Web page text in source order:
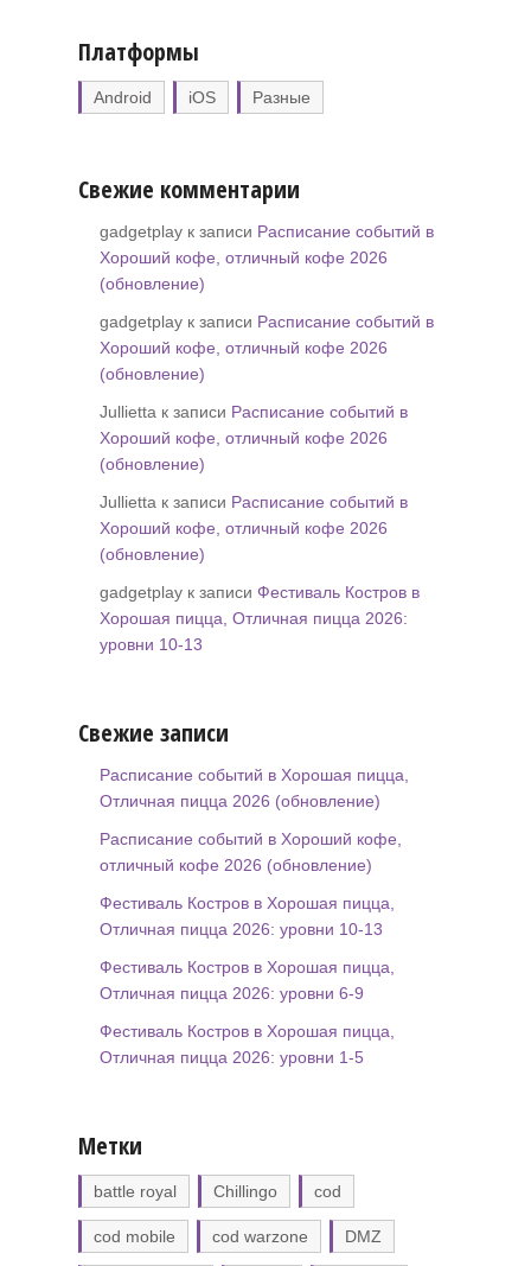
Платформы
Android iOS Разные
Свежие комментарии
gadgetplay к записи Расписание событий в
Хороший кофе, отличный кофе 2026
(обновление)
gadgetplay к записи Расписание событий в
Хороший кофе, отличный кофе 2026
(обновление)
Jullietta к записи Расписание событий в
Хороший кофе, отличный кофе 2026
(обновление)
Jullietta к записи Расписание событий в
Хороший кофе, отличный кофе 2026
(обновление)
gadgetplay к записи Фестиваль Костров в
Хорошая пицца, Отличная пицца 2026:
уровни 10-13
Свежие записи
Расписание событий в Хорошая пицца,
Отличная пицца 2026 (обновление)
Расписание событий в Хороший кофе,
отличный кофе 2026 (обновление)
Фестиваль Костров в Хорошая пицца,
Отличная пицца 2026: уровни 10-13
Фестиваль Костров в Хорошая пицца,
Отличная пицца 2026: уровни 6-9
Фестиваль Костров в Хорошая пицца,
Отличная пицца 2026: уровни 1-5
Метки
battle royal Chillingo cod
cod mobile cod warzone DMZ